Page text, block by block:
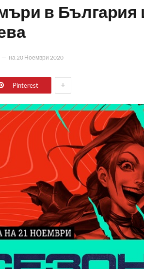
в България
на 20 Ноември 2020
Pinterest +